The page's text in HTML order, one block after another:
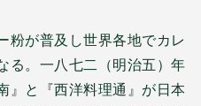
が普及し世界各地でカレ
る。一八七二（明治五）年
』と『西洋料理通』が日本